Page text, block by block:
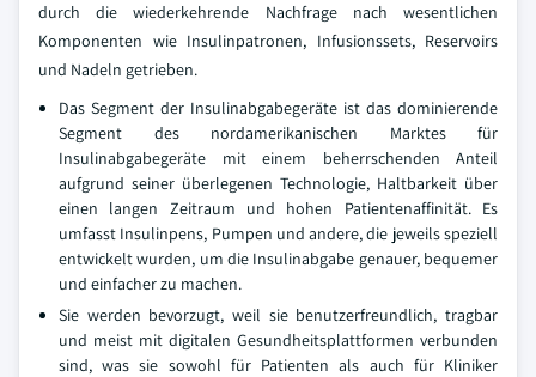
durch die wiederkehrende Nachfrage nach wesentlichen
Komponenten wie Insulinpatronen, Infusionssets, Reservoirs
und Nadeln getrieben.
Das Segment der Insulinabgabegeräte ist das dominierende
Segment des nordamerikanischen Marktes für
Insulinabgabegeräte mit einem beherrschenden Anteil
aufgrund seiner überlegenen Technologie, Haltbarkeit über
einen langen Zeitraum und hohen Patientenaffinität. Es
umfasst Insulinpens, Pumpen und andere, die jeweils speziell
entwickelt wurden, um die Insulinabgabe genauer, bequemer
und einfacher zu machen.
Sie werden bevorzugt, weil sie benutzerfreundlich, tragbar
und meist mit digitalen Gesundheitsplattformen verbunden
sind, was sie sowohl für Patienten als auch für Kliniker